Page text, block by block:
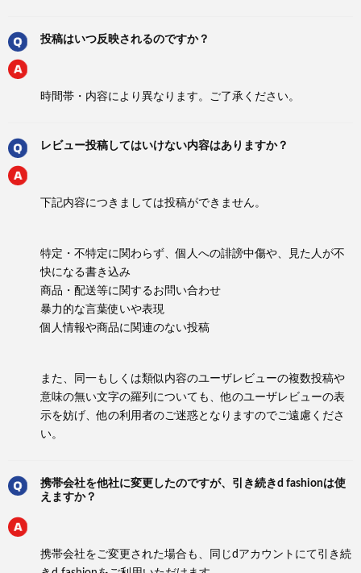
投稿はいつ反映されるのですか？
時間帯・内容により異なります。ご了承ください。
レビュー投稿してはいけない内容はありますか？
下記内容につきましては投稿ができません。
特定・不特定に関わらず、個人への誹謗中傷や、見た人が不
快になる書き込み
商品・配送等に関するお問い合わせ
暴力的な言葉使いや表現
個人情報や商品に関連のない投稿
また、同一もしくは類似内容のユーザレビューの複数投稿や
意味の無い文字の羅列についても、他のユーザレビューの表
示を妨げ、他の利用者のご迷惑となりますのでご遠慮くださ
い。
携帯会社を他社に変更したのですが、引き続きd fashionは使
えますか？
携帯会社をご変更された場合も、同じdアカウントにて引き続